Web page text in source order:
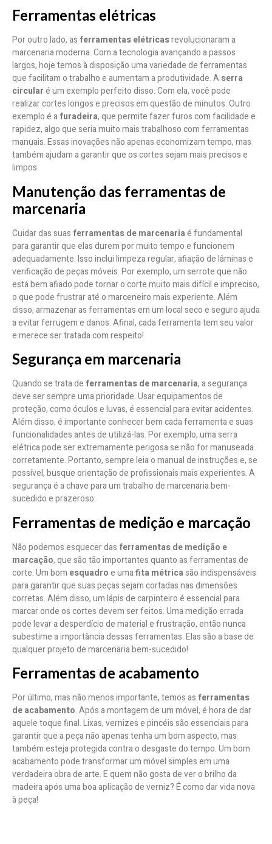
Ferramentas elétricas
Por outro lado, as ferramentas elétricasrevolucionaram a
marcenaria moderna. Com a tecnologia avançando a passos
largos, hoje temos à disposição uma variedade de ferramentas
que facilitam o trabalho e aumentam a produtividade. Aserra
circularé um exemplo perfeito disso. Com ela, você pode
realizar cortes longos e precisos em questão de minutos. Outro
exemplo é afuradeira, que permite fazer furos com facilidade e
rapidez, algo que seria muito mais trabalhoso com ferramentas
manuais. Essas inovações não apenas economizam tempo, mas
também ajudam a garantir que os cortes sejam mais precisos e
limpos.
Manutenção das ferramentas de
marcenaria
Cuidar das suas ferramentas de marcenariaé fundamental
para garantir que elas durem por muito tempo e funcionem
adequadamente. Isso inclui limpeza regular, afiação de lâminas e
verificação de peças móveis. Por exemplo, um serrote que não
está bem afiado pode tornar o corte muito mais difícil e impreciso,
o que pode frustrar até o marceneiro mais experiente. Além
disso, armazenar as ferramentas em um local seco e seguro ajuda
a evitar ferrugem e danos. Afinal, cada ferramenta tem seu valor
e merece ser tratada com respeito!
Segurança em marcenaria
Quando se trata de ferramentas de marcenaria, a segurança
deve ser sempre uma prioridade. Usar equipamentos de
proteção, como óculos e luvas, é essencial para evitar acidentes.
Além disso, é importante conhecer bem cada ferramenta e suas
funcionalidades antes de utilizá-las. Por exemplo, uma serra
elétrica pode ser extremamente perigosa se não for manuseada
corretamente. Portanto, sempre leia o manual de instruções e, se
possível, busque orientação de profissionais mais experientes. A
segurança é a chave para um trabalho de marcenaria bem-
sucedido e prazeroso.
Ferramentas de medição e marcação
Não podemos esquecer das ferramentas de medição e
marcação, que são tão importantes quanto as ferramentas de
corte. Um bom esquadroe umafita métricasão indispensáveis
para garantir que suas peças sejam cortadas nas dimensões
corretas. Além disso, um lápis de carpinteiro é essencial para
marcar onde os cortes devem ser feitos. Uma medição errada
pode levar a desperdício de material e frustração, então nunca
subestime a importância dessas ferramentas. Elas são a base de
qualquer projeto de marcenaria bem-sucedido!
Ferramentas de acabamento
Por último, mas não menos importante, temos as ferramentas
de acabamento. Após a montagem de um móvel, é hora de dar
aquele toque final. Lixas, vernizes e pincéis são essenciais para
garantir que a peça não apenas tenha um bom aspecto, mas
também esteja protegida contra o desgaste do tempo. Um bom
acabamento pode transformar um móvel simples em uma
verdadeira obra de arte. E quem não gosta de ver o brilho da
madeira após uma boa aplicação de verniz? É como dar vida nova
à peça!